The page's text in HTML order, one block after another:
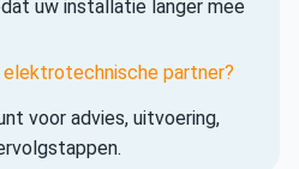
uw installatie langer mee
elektrotechnische partner?
voor advies, uitvoering,